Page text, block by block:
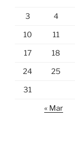
3 4
10 11
17 18
24 25
31
« Mar